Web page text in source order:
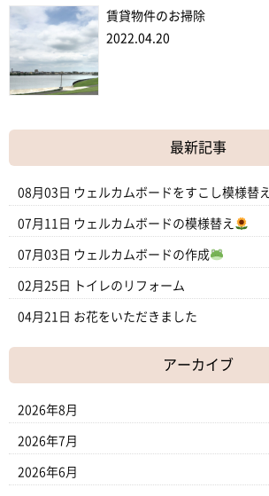
賃貸物件のお掃除
2022.04.20
最新記事
08月03日 ウェルカムボードをすこし模様替え
07月11日 ウェルカムボードの模様替え
07月03日 ウェルカムボードの作成
02月25日 トイレのリフォーム
04月21日 お花をいただきました
アーカイブ
2026年8月
2026年7月
2026年6月